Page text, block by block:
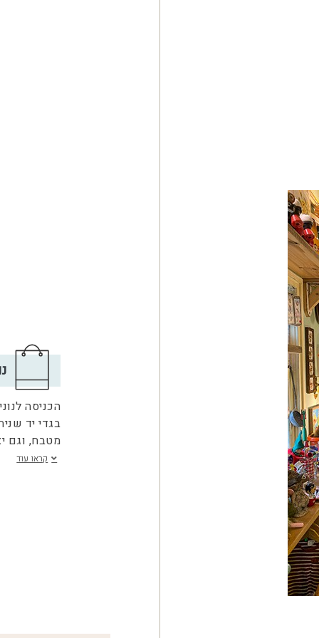
הכניסה
בגדי יד
מטבח, וגם
קראו עוד